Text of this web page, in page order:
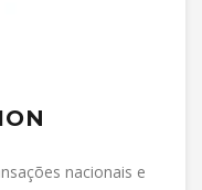
nacionais e